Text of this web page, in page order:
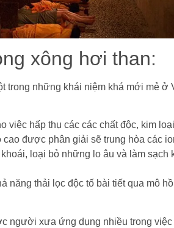
xông hơi than:
trong những khái niệm khá mới mẻ
việc hấp thụ các các chất độc, kim
được phân giải sẽ trung hòa các
loại bỏ những lo âu và làm
năng thải lọc độc tố bài tiết qua mô
người xưa ứng dụng nhiều trong